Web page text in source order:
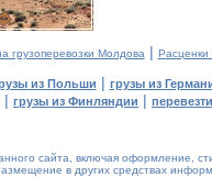
грузоперевозки Молдова | Расценки
из Польши | грузы из
| грузы из Финляндии |
сайта, включая оформление,
в других средствах